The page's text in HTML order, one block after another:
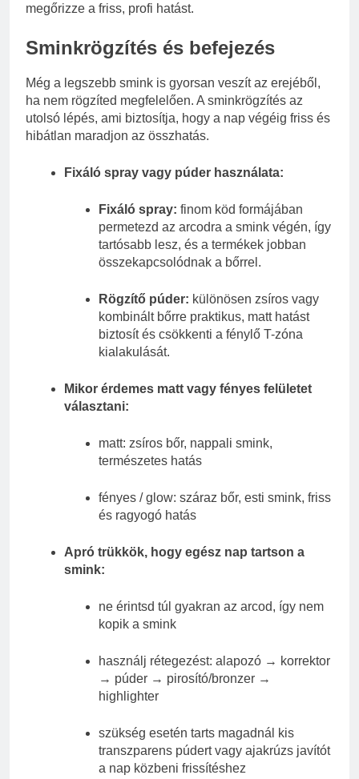
megőrizze a friss, profi hatást.
Sminkrögzítés és befejezés
Még a legszebb smink is gyorsan veszít az erejéből,
ha nem rögzíted megfelelően. A sminkrögzítés az
utolsó lépés, ami biztosítja, hogy a nap végéig friss és
hibátlan maradjon az összhatás.
Fixáló spray vagy púder használata:
Fixáló spray: finom köd formájában
permetezd az arcodra a smink végén, így
tartósabb lesz, és a termékek jobban
összekapcsolódnak a bőrrel.
Rögzítő púder: különösen zsíros vagy
kombinált bőrre praktikus, matt hatást
biztosít és csökkenti a fénylő T-zóna
kialakulását.
Mikor érdemes matt vagy fényes felületet
választani:
matt: zsíros bőr, nappali smink,
természetes hatás
fényes / glow: száraz bőr, esti smink, friss
és ragyogó hatás
Apró trükkök, hogy egész nap tartson a
smink:
ne érintsd túl gyakran az arcod, így nem
kopik a smink
használj rétegezést: alapozó → korrektor
→ púder → pirosító/bronzer →
highlighter
szükség esetén tarts magadnál kis
transzparens púdert vagy ajakrúzs javítót
a nap közbeni frissítéshez